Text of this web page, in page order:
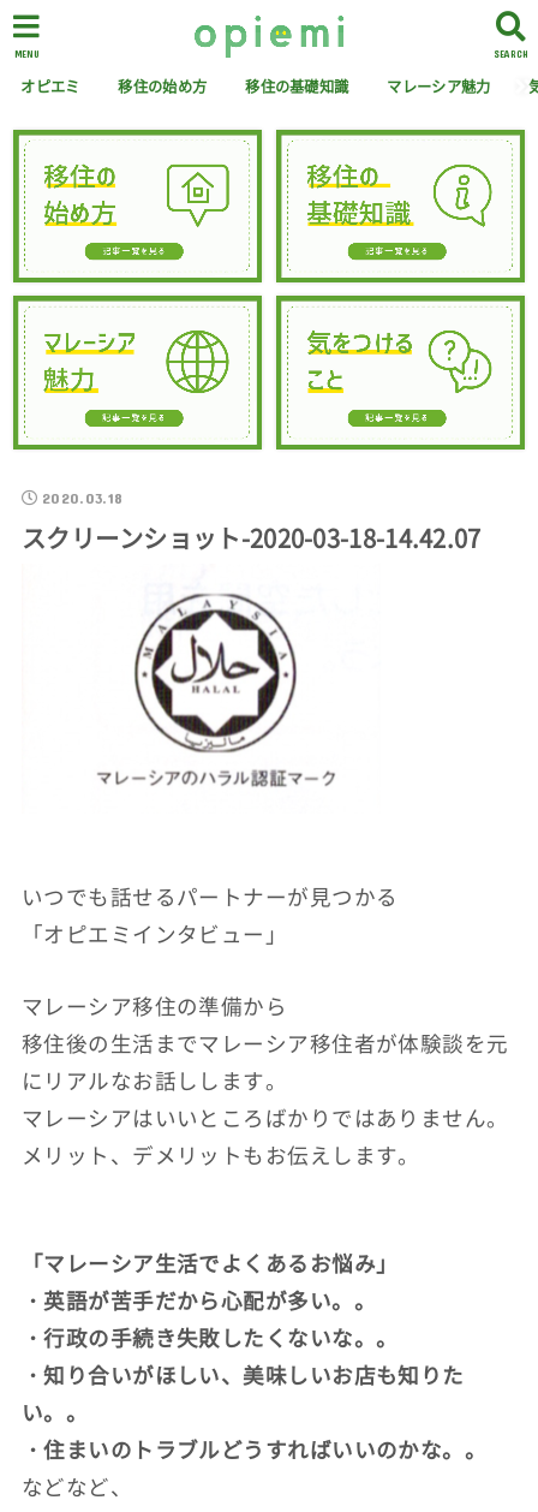
SEARCH
MENU
オピエミ 移住の始め方 移住の基礎知識 マレーシア魅力
2020.03.18
スクリーンショット-2020-03-18-14.42.07
いつでも話せるパートナーが見つかる
「オピエミインタビュー」
マレーシア移住の準備から
移住後の生活までマレーシア移住者が体験談を元
にリアルなお話しします。
マレーシアはいいところばかりではありません。
メリット、デメリットもお伝えします。
「マレーシア生活でよくあるお悩み」
・英語が苦手だから心配が多い。。
・行政の手続き失敗したくないな。。
・知り合いがほしい、美味しいお店も知りた
い。。
・住まいのトラブルどうすればいいのかな。。
などなど、